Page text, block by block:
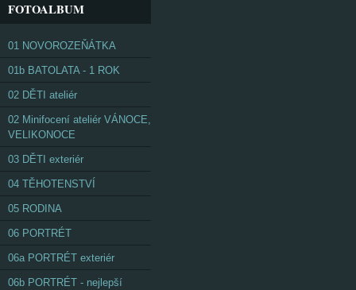
FOTOALBUM
01 NOVOROZEŇÁTKA
01b BATOLATA - 1 ROK
02 DĚTI ateliér
02 Minifocení ateliér VÁNOCE,
VELIKONOCE
03 DĚTI exteriér
04 TĚHOTENSTVÍ
05 RODINA
06 PORTRÉT
06a PORTRÉT exteriér
06b PORTRÉT - nejlepší